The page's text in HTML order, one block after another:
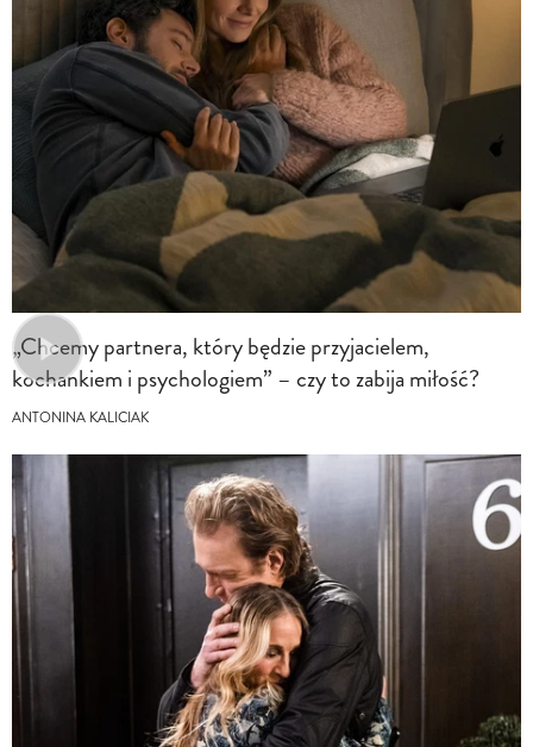
„Chcemy partnera, który będzie przyjacielem,
kochankiem i psychologiem” – czy to zabija miłość?
ANTONINA KALICIAK